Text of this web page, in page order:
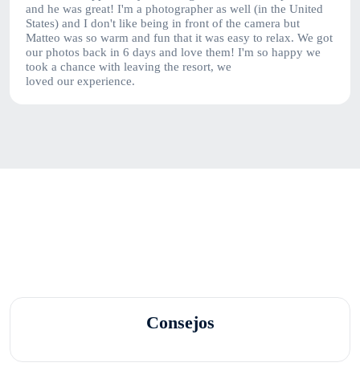
and he was great! I'm a photographer as well (in the United
States) and I don't like being in front of the camera but
Matteo was so warm and fun that it was easy to relax. We got
our photos back in 6 days and love them! I'm so happy we
took a chance with leaving the resort, we
loved our experience.
Consejos